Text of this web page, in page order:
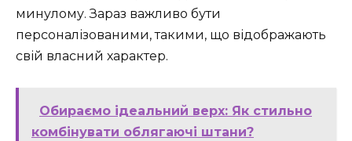
минулому. Зараз важливо бути
персоналізованими, такими, що відображають
свій власний характер.
Обираємо ідеальний верх: Як стильно
комбінувати облягаючі штани?